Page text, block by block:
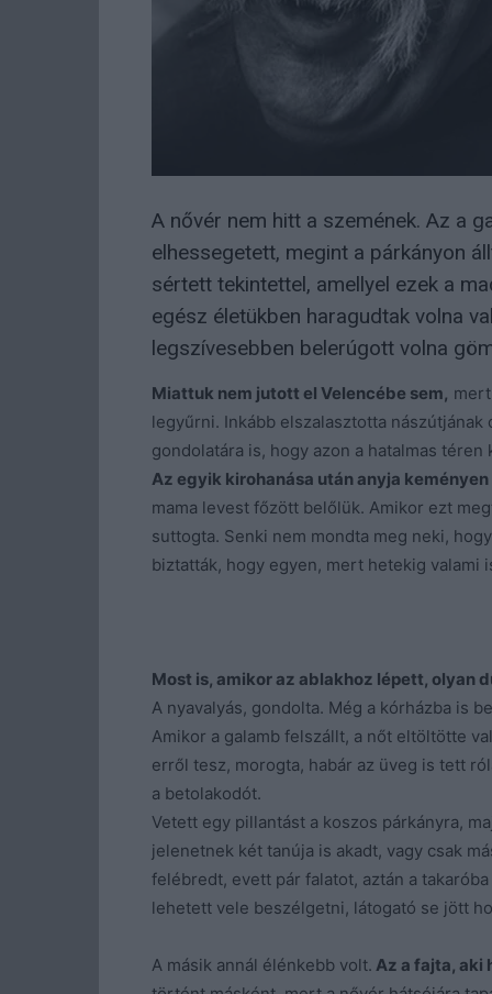
A nővér nem hitt a szemének. Az a
elhessegetett, megint a párkányon
sértett tekintettel, amellyel ezek a
egész életükben haragudtak volna
legszívesebben belerúgott volna
Miattuk nem jutott el Velencébe sem,
legyűrni. Inkább elszalasztotta
gondolatára is, hogy azon a hatalmas
Az egyik kirohanása után anyja
mama levest főzött belőlük. Amikor ezt
suttogta. Senki nem mondta meg neki,
biztatták, hogy egyen, mert hetekig valami
Most is, amikor az ablakhoz lépett, olyan
A nyavalyás, gondolta. Még a kórházba is
Amikor a galamb felszállt, a nőt eltöltötte
erről tesz, morogta, habár az üveg is tett
a betolakodót.
Vetett egy pillantást a koszos párkányra,
jelenetnek két tanúja is akadt, vagy csak
felébredt, evett pár falatot, aztán a
lehetett vele beszélgetni, látogató se jött
A másik annál élénkebb volt. Az a fajta, aki